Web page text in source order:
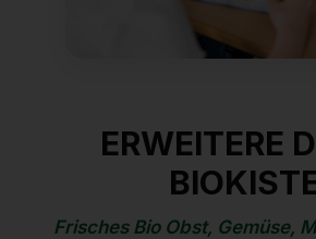
ERWEITERE
Frisches Bio Obst, Gemüse,